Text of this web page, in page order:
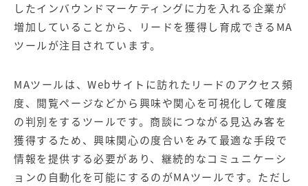
したインバウンドマーケティングに力を入れる企業が
増加していることから、リードを獲得し育成できるMA
ツールが注目されています。
MAツールは、Webサイトに訪れたリードのアクセス頻
度、閲覧ページなどから興味や関心を可視化して確度
の判別をするツールです。商談につながる見込み客を
獲得するため、興味関心の度合いをみて最適な手段で
情報を提供する必要があり、継続的なコミュニケーシ
ョンの自動化を可能にするのがMAツールです。ただし